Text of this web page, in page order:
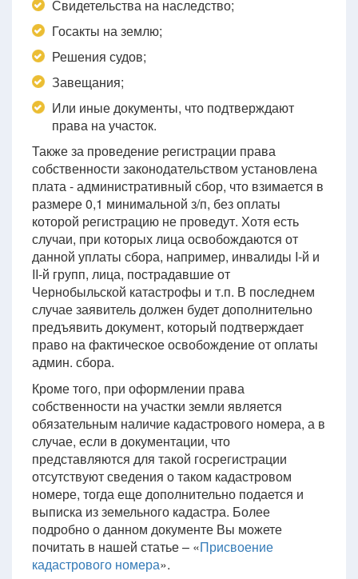
Свидетельства на наследство;
Госакты на землю;
Решения судов;
Завещания;
Или иные документы, что подтверждают
права на участок.
Также за проведение регистрации права
собственности законодательством установлена
плата - административный сбор, что взимается в
размере 0,1 минимальной з/п, без оплаты
которой регистрацию не проведут. Хотя есть
случаи, при которых лица освобождаются от
данной уплаты сбора, например, инвалиды I-й и
II-й групп, лица, пострадавшие от
Чернобыльской катастрофы и т.п. В последнем
случае заявитель должен будет дополнительно
предъявить документ, который подтверждает
право на фактическое освобождение от оплаты
админ. сбора.
Кроме того, при оформлении права
собственности на участки земли является
обязательным наличие кадастрового номера, а в
случае, если в документации, что
представляются для такой госрегистрации
отсутствуют сведения о таком кадастровом
номере, тогда еще дополнительно подается и
выписка из земельного кадастра. Более
подробно о данном документе Вы можете
почитать в нашей статье – «Присвоение
кадастрового номера».